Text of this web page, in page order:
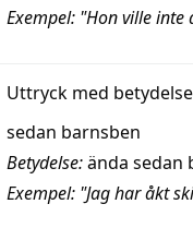
Exempel: "Hon ville
Uttryck med
sedan barnsben
Betydelse:ända sedan
Exempel: "Jag har åkt